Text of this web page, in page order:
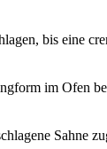
bis eine
im Ofen